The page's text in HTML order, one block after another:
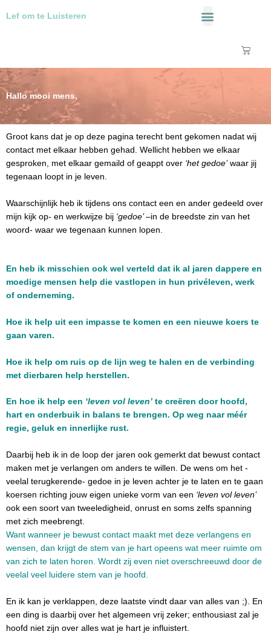
naarLef om te Luisteren
Hallo mooi mens,
Groot kans dat je op deze pagina terecht bent gekomen nadat wij
contact met elkaar hebben gehad. Wellicht hebben we elkaar
gesproken, met elkaar gemaild of geappt over ‘het gedoe’waar jij
tegenaan loopt in je leven.
Waarschijnlijk heb ik tijdens ons contact een en ander gedeeld over
mijn kijk op- en werkwijze bij ‘gedoe’ –in de breedste zin van het
woord- waar we tegenaan kunnen lopen.
En heb ik misschien ook wel verteld dat ik al jaren dappere en
moedige mensen help die vastlopen in hun privéleven, werk
of onderneming.
Hoe ik help uit een impasse te komen en een nieuwe koers te
gaan varen.
Hoe ik help om ruis op de lijn weg te halen en de verbinding
met dierbaren help herstellen.
En hoe ik help een ‘leven vol leven’ te creëren door hoofd,
hart en onderbuik in balans te brengen. Op weg naar méér
regie, geluk en innerlijke rust.
Daarbij heb ik in de loop der jaren ook gemerkt dat bewust contact
maken met je verlangen om anders te willen. De wens om het -
veelal terugkerende- gedoe in je leven achter je te laten en te gaan
koersen richting jouw eigen unieke vorm van een ‘leven vol leven’
ook een soort van tweeledigheid, onrust en soms zelfs spanning
met zich meebrengt.
Want wanneer je bewust contact maakt met deze verlangens en
wensen, dan krijgt de stem van je hart opeens wat meer ruimte om
van zich te laten horen. Wordt zij even niet overschreeuwd door de
veelal veel luidere stem van je hoofd.
En ik kan je verklappen, deze laatste vindt daar van alles van ;). En
een ding is daarbij over het algemeen vrij zeker; enthousiast zal je
hoofd niet zijn over alles wat je hart je influistert.